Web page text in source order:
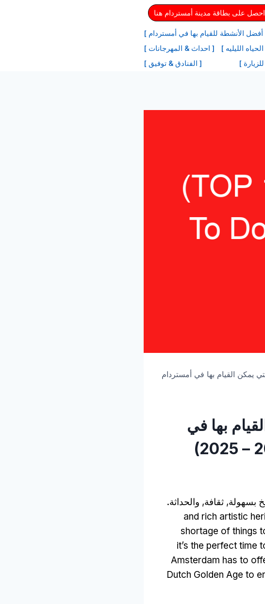
على بطاقة مدينة أمستردام هنا
أفضل الأنشطة للقيام بها في أمستردام ]
الليليه ]
[ احداث & المهرجانات ]
] [ الفنادق & توفيق ]
التي يمكن القيام بها في أمستردام
القيام بها في
بسهولة, ثقافة, والحداثة.
and rich artistic
shortage of things
it’s the perfect time
Amsterdam has to
Dutch Golden Age to